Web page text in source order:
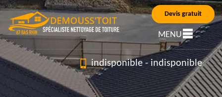
Devis gratuit
MENU
indisponible -indisponible